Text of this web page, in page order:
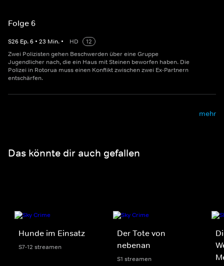
Folge 6
S26 Ep.6 • 23 Min. • HD
12
Zwei Polizisten gehen Beschwerden über eine Gruppe
Jugendlicher nach, die ein Haus mit Steinen beworfen haben. Die
Polizei in Rotorua muss einen Konflikt zwischen zwei Ex-Partnern
entschärfen.
mehr
Das könnte dir auch gefallen
Hunde im Einsatz
S7-12 streamen
Der Tote von
nebenan
S1 streamen